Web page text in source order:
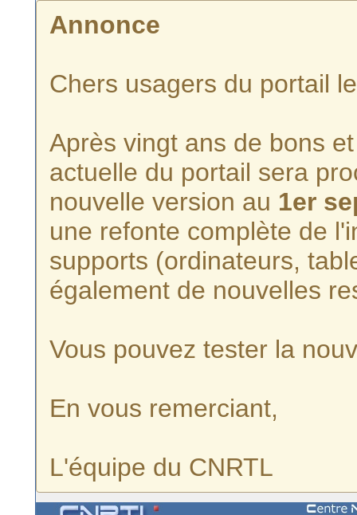
Annonce
Chers usagers du portail
Après vingt ans de bons
actuelle du portail sera
nouvelle version au 1er
une refonte complète de
supports (ordinateurs,
également de nouvelles
Vous pouvez tester la
En vous remerciant,
L'équipe du CNRTL